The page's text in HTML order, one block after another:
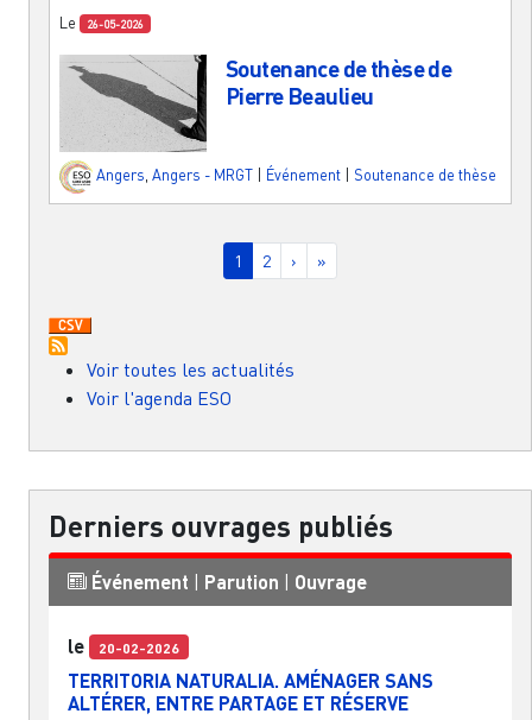
Le 26-05-2026
Soutenance de thèse de
Pierre Beaulieu
Angers Angers - MRGT Événement Soutenance de thèse
Page courante
1 Page
2 Page suivante
› Dernière page
»
Voir toutes les actualités
Voir l'agenda ESO
Derniers ouvrages publiés
Événement | Parution | Ouvrage
le 20-02-2026
TERRITORIA NATURALIA. AMÉNAGER SANS
ALTÉRER, ENTRE PARTAGE ET RÉSERVE